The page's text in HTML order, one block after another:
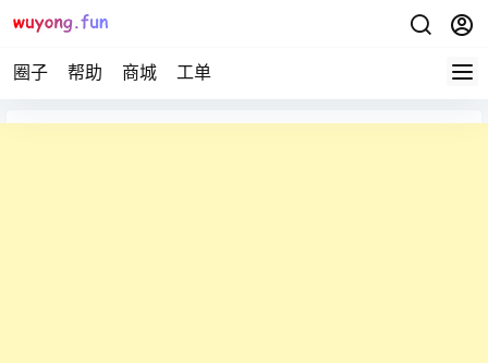
圈子 帮助 商城 工单